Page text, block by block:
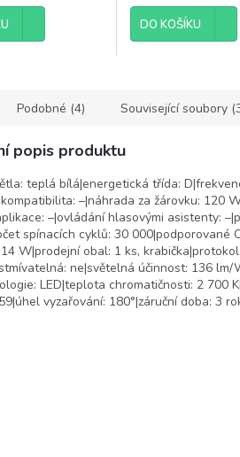
DO KOŠÍKU
Podobné (4) Související soubory
popis produktu
teplá bílá|energetická třída:
–|náhrada za žárovku: 120
–|ovládání hlasovými asistenty:
spínacích cyklů: 30 000|podporované
W|prodejní obal: 1 ks,
ne|světelná účinnost: 136
LED|teplota chromatičnosti: 2 700
vyzařování: 180°|záruční doba: 3